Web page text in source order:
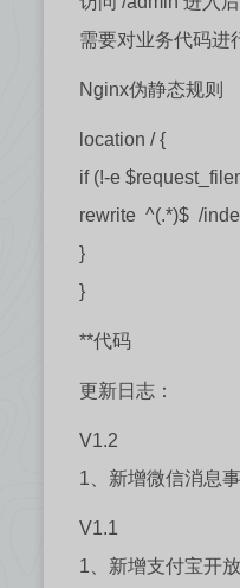
需要对业务代码进
Nginx伪静态规则
location / {
if (!-e
rewrite ^(.*)$ /
}
}
**代码
更新日志：
V1.2
1、新增微信消息
V1.1
1、新增支付宝开